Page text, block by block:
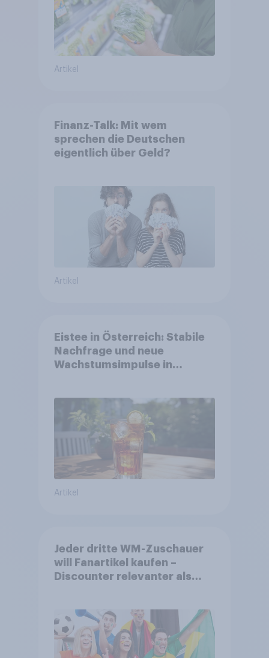
Artikel
Finanz-Talk: Mit wem
sprechen die Deutschen
eigentlich über Geld?
Artikel
Eistee in Österreich: Stabile
Nachfrage und neue
Wachstumsimpulse in
Artikel
Jeder dritte WM-Zuschauer
will Fanartikel kaufen –
Discounter relevanter als